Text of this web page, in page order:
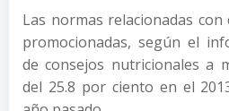
Las normas relacionadas
promocionadas, según el
de consejos nutricionales a
del 25.8 por ciento en el